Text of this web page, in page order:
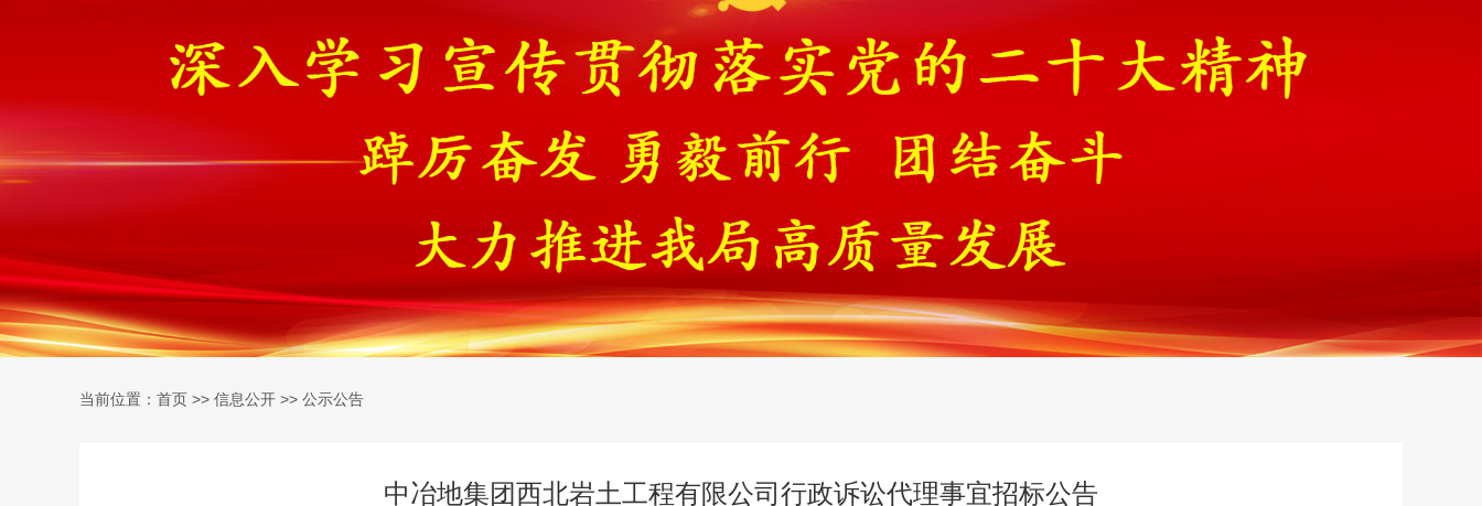
当前位置： 首页 >> 信息公开 >> 公示公告
中冶地集团西北岩土工程有限公司行政诉讼代理事宜招标公告